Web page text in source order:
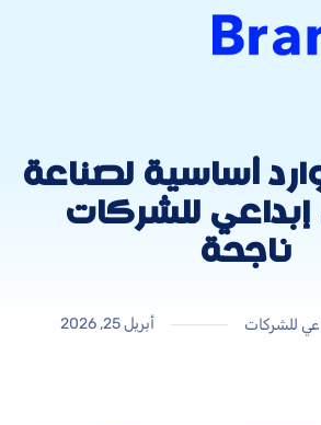
أساسية لصناعة
للشركات
ناجحة
للشركات أبريل 25, 2026